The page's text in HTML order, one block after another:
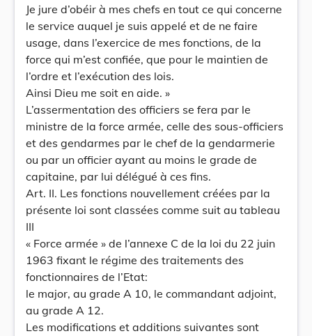
Je jure d’obéir à mes chefs en tout ce qui concerne
le service auquel je suis appelé et de ne faire
usage, dans l’exercice de mes fonctions, de la
force qui m’est confiée, que pour le maintien de
l’ordre et l’exécution des lois.
Ainsi Dieu me soit en aide. »
L’assermentation des officiers se fera par le
ministre de la force armée, celle des sous-officiers
et des gendarmes par le chef de la gendarmerie
ou par un officier ayant au moins le grade de
capitaine, par lui délégué à ces fins.
Art. II. Les fonctions nouvellement créées par la
présente loi sont classées comme suit au tableau
III
« Force armée » de l’annexe C de la loi du 22 juin
1963 fixant le régime des traitements des
fonctionnaires de l’Etat:
le major, au grade A 10, le commandant adjoint,
au grade A 12.
Les modifications et additions suivantes sont